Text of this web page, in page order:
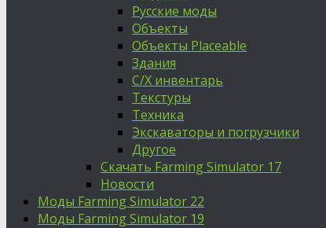
Русские моды
Объекты
Объекты Placeable
Здания
С/Х инвентарь
Текстуры
Техника
Экскаваторы и погрузчики
Другое
Скачать Farming Simulator 17
Новости
Моды Farming Simulator 22
Моды Farming Simulator 19